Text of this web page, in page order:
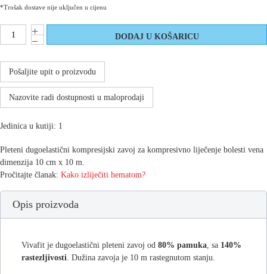
*Trošak dostave nije uključen u cijenu
Pošaljite upit o proizvodu
Nazovite radi dostupnosti u maloprodaji
Jedinica u kutiji: 1
Pleteni dugoelastični kompresijski zavoj za kompresivno liječenje bolesti vena
dimenzija 10 cm x 10 m.
Pročitajte članak: Kako izliječiti hematom?
Opis proizvoda
Vivafit je dugoelastični pleteni zavoj od 80% pamuka , sa 140%
rastezljivosti . Dužina zavoja je 10 m rastegnutom stanju.